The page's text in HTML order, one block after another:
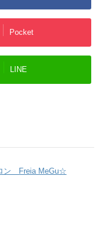
Pocket
LINE
ン Freia MeGu☆